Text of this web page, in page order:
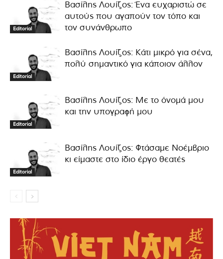
Editorial
Βασίλης Λουίζος: Ένα ευχαριστώ σε
αυτούς που αγαπούν τον τόπο και
τον συνάνθρωπο
Editorial
Βασίλης Λουίζος: Κάτι μικρό για σένα,
πολύ σημαντικό για κάποιον άλλον
Editorial
Βασίλης Λουίζος: Με το όνομά μου
και την υπογραφή μου
Editorial
Βασίλης Λουίζος: Φτάσαμε Νοέμβριο
κι είμαστε στο ίδιο έργο θεατές